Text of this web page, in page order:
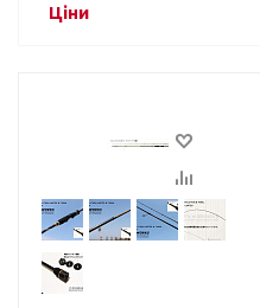
Ціни